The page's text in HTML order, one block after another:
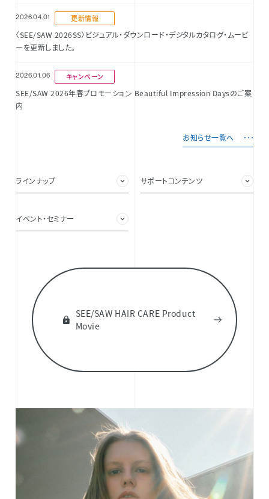
2026.04.01 更新情報
〈SEE/SAW 2026SS〉ビジュアル・ダウンロード・デジタルカタログ・ムービ
ーを更新しました。
2026.01.06 キャンペーン
SEE/SAW 2026年春プロモーション​ Beautiful Impression Daysのご案
内​
お知らせ一覧へ
ラインナップ サポートコンテンツ
イベント・セミナー
SEE/SAW HAIR CARE Product
Movie